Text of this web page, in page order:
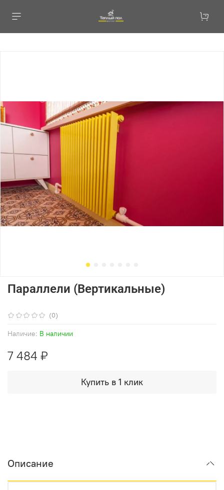
(0)
Наличие: В наличии
Параллели (Вертикальные)
7 484 ₽
Купить в 1 клик
Описание